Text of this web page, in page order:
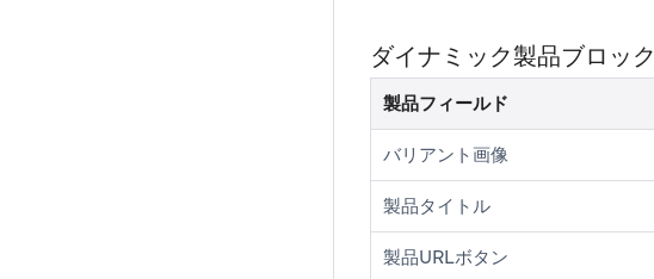
ダイナミック製品ブロック
製品フィールド
バリアント画像
製品タイトル
製品URLボタン